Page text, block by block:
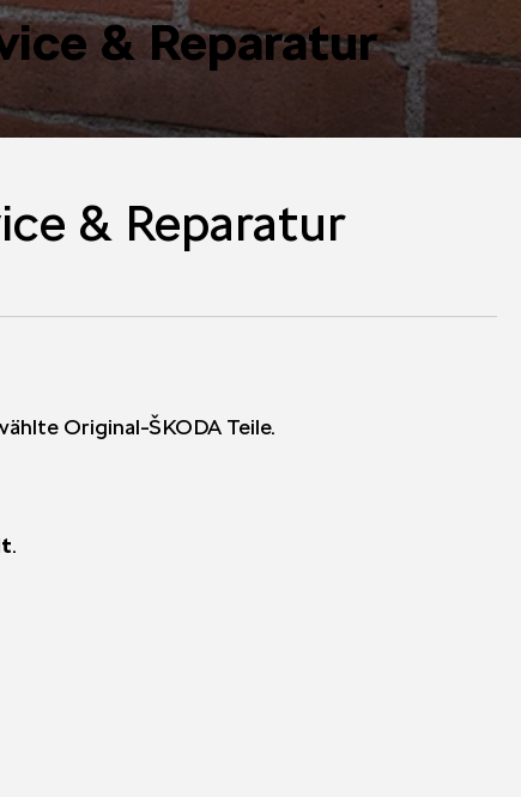
& Reparatur
& Reparatur
Original-ŠKODA Teile.
.